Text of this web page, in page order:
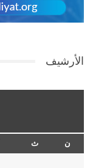
الأرشيف
ن ث